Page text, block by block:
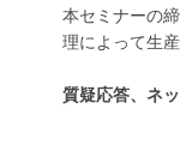
本セミナーの
理によって生
質疑応答、ネ